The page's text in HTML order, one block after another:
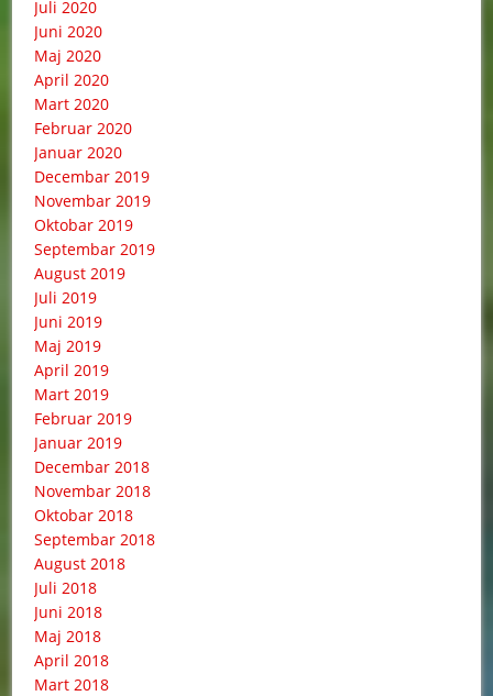
Juli 2020
Juni 2020
Maj 2020
April 2020
Mart 2020
Februar 2020
Januar 2020
Decembar 2019
Novembar 2019
Oktobar 2019
Septembar 2019
August 2019
Juli 2019
Juni 2019
Maj 2019
April 2019
Mart 2019
Februar 2019
Januar 2019
Decembar 2018
Novembar 2018
Oktobar 2018
Septembar 2018
August 2018
Juli 2018
Juni 2018
Maj 2018
April 2018
Mart 2018